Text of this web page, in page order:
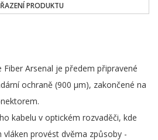
PRODUKTU
Arsenal je předem připravené
ochraně (900 µm), zakončené na
kabelu v optickém rozvaděči, kde
provést dvěma způsoby -